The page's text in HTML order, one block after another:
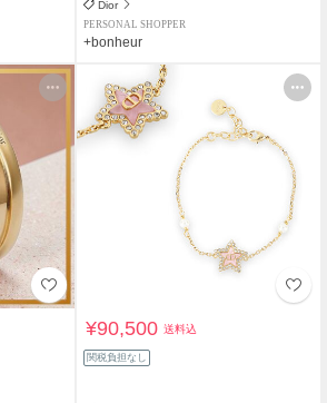
Dior
PERSONAL SHOPPER
+bonheur
¥90,500送料込
関税負担なし